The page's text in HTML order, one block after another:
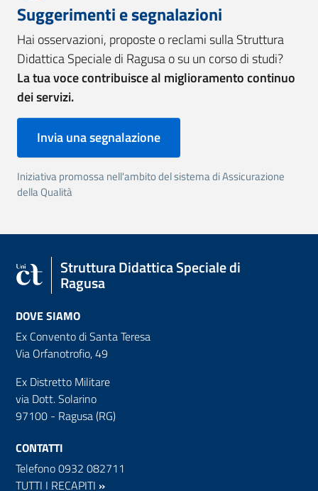
Suggerimenti e segnalazioni
Hai osservazioni, proposte o reclami sulla Struttura
Didattica Speciale di Ragusa o su un corso di studi?
La tua voce contribuisce al miglioramento continuo
dei servizi.
Invia una segnalazione
Iniziativa promossa nell'ambito del sistema di Assicurazione
della Qualità
Struttura Didattica Speciale di
Ragusa
DOVE SIAMO
Ex Convento di Santa Teresa
Via Orfanotrofio, 49
Ex Distretto Militare
via Dott. Solarino
97100 - Ragusa (RG)
CONTATTI
Telefono 0932 082711
TUTTI I RECAPITI »